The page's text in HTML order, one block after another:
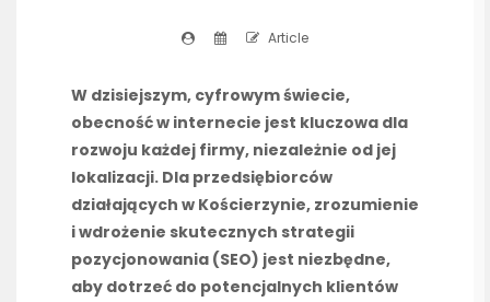
Article
W dzisiejszym, cyfrowym świecie,
obecność w internecie jest kluczowa dla
rozwoju każdej firmy, niezależnie od jej
lokalizacji. Dla przedsiębiorców
działających w Kościerzynie, zrozumienie
i wdrożenie skutecznych strategii
pozycjonowania (SEO) jest niezbędne,
aby dotrzeć do potencjalnych klientów